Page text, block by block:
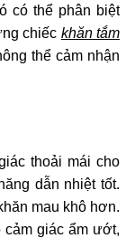
có thể phân biệt
chiếc khăn tắm
thể cảm nhận
thoải mái cho
dẫn nhiệt tốt.
mau khô hơn.
cảm giác ẩm ướt,